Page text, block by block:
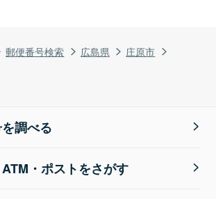
郵便番号検索 広島県
庄原市
調べる
・ポストをさがす